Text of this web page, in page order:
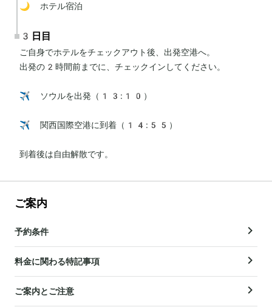
🌙 ホテル宿泊
3日目
ご自身でホテルをチェックアウト後、出発空港へ。
出発の2時間前までに、チェックインしてください。
✈️ ソウルを出発（13:10）
✈️ 関西国際空港に到着（14:55）
到着後は自由解散です。
ご案内
予約条件
料金に関わる特記事項
ご案内とご注意